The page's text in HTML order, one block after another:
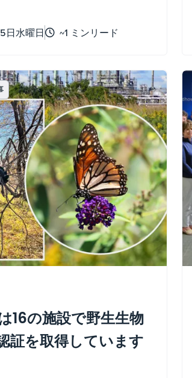
充てられました。
日水曜日 ~1 ミンリード
16の施設で野生生物
証を取得しています